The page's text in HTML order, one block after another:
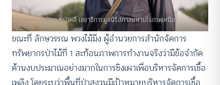
บัณรส บัวคลี่ เลขาธิการมูลนิธิสภาลมหายใจภาคเหนือ
ขณะที่ ลักษวรรณ พวงไม้มิ่ง ผู้อำนวยการสำนักจัดการ
ทรัพยากรป่าไม้ที่ 1 สะท้อนภาพการทำงานจริงว่ามีข้อจำกัด
ด้านงบประมาณอย่างมากในการชิงเผาเพื่อบริหารจัดการเชื้อ